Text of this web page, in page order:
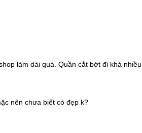
làm dài quá. Quần cắt bớt đi khá
nên chưa biết có đẹp k?